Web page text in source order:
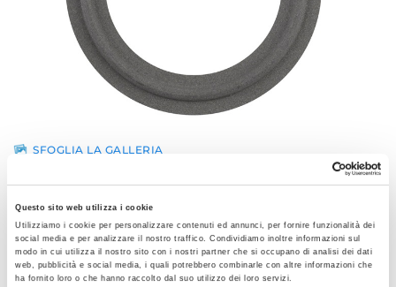
Questo sito web utilizza i cookie
Utilizziamo i cookie per personalizzare contenuti ed annunci, per fornire funzionalità dei
social media e per analizzare il nostro traffico. Condividiamo inoltre informazioni sul
modo in cui utilizza il nostro sito con i nostri partner che si occupano di analisi dei dati
web, pubblicità e social media, i quali potrebbero combinarle con altre informazioni che
ha fornito loro o che hanno raccolto dal suo utilizzo dei loro servizi.
SFOGLIA LA GALLERIA
Schede tecniche:
Tuf-Steel
Tuf-Steel-Brochure